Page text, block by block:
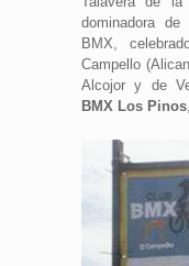
dominadora
BMX,
Campello
Alcojor y de
BMX Los Pinos